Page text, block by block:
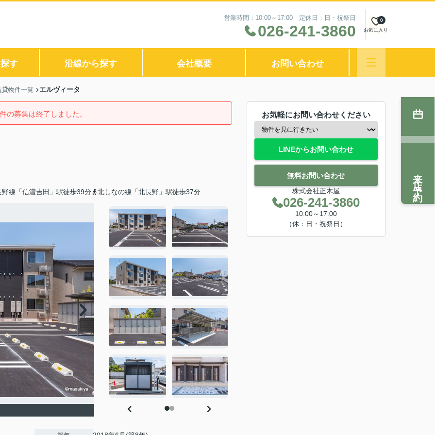
営業時間：10:00～17:00 定休日：日・祝祭日
026-241-3860 お気に入り
0
す 沿線から探す 会社概要 お問い合わせ
物件一覧 エルヴィータ
の募集は終了しました。
野線「信濃吉田」駅徒歩39分 北しなの線「北長野」駅徒歩37分
お気軽にお問い合わせください
LINEからお問い合わせ
無料お問い合わせ
株式会社正木屋
026-241-3860
10:00～17:00
（休：日・祝祭日）
来店予約